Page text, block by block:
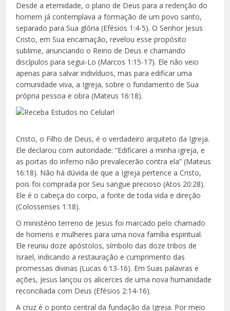
Desde a eternidade, o plano de Deus para a redenção do
homem já contemplava a formação de um povo santo,
separado para Sua glória (Efésios 1:4-5). O Senhor Jesus
Cristo, em Sua encarnação, revelou esse propósito
sublime, anunciando o Reino de Deus e chamando
discípulos para segui-Lo (Marcos 1:15-17). Ele não veio
apenas para salvar indivíduos, mas para edificar uma
comunidade viva, a Igreja, sobre o fundamento de Sua
própria pessoa e obra (Mateus 16:18).
Cristo, o Filho de Deus, é o verdadeiro arquiteto da Igreja.
Ele declarou com autoridade: “Edificarei a minha igreja, e
as portas do inferno não prevalecerão contra ela” (Mateus
16:18). Não há dúvida de que a Igreja pertence a Cristo,
pois foi comprada por Seu sangue precioso (Atos 20:28).
Ele é o cabeça do corpo, a fonte de toda vida e direção
(Colossenses 1:18).
O ministério terreno de Jesus foi marcado pelo chamado
de homens e mulheres para uma nova família espiritual.
Ele reuniu doze apóstolos, símbolo das doze tribos de
Israel, indicando a restauração e cumprimento das
promessas divinas (Lucas 6:13-16). Em Suas palavras e
ações, Jesus lançou os alicerces de uma nova humanidade
reconciliada com Deus (Efésios 2:14-16).
A cruz é o ponto central da fundação da Igreja. Por meio